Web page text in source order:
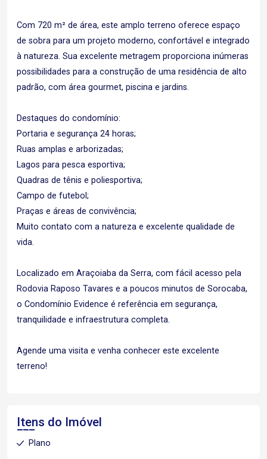
Com 720 m² de área, este amplo terreno oferece espaço
de sobra para um projeto moderno, confortável e integrado
à natureza. Sua excelente metragem proporciona inúmeras
possibilidades para a construção de uma residência de alto
padrão, com área gourmet, piscina e jardins.
Destaques do condomínio:
Portaria e segurança 24 horas;
Ruas amplas e arborizadas;
Lagos para pesca esportiva;
Quadras de tênis e poliesportiva;
Campo de futebol;
Praças e áreas de convivência;
Muito contato com a natureza e excelente qualidade de
vida.
Localizado em Araçoiaba da Serra, com fácil acesso pela
Rodovia Raposo Tavares e a poucos minutos de Sorocaba,
o Condomínio Evidence é referência em segurança,
tranquilidade e infraestrutura completa.
Agende uma visita e venha conhecer este excelente
terreno!
Itens do Imóvel
Plano